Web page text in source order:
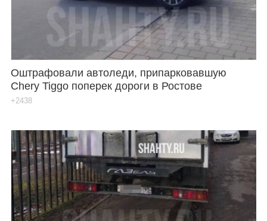
Оштрафовали автоледи, припарковавшую
Chery Tiggo поперек дороги в Ростове
+2438